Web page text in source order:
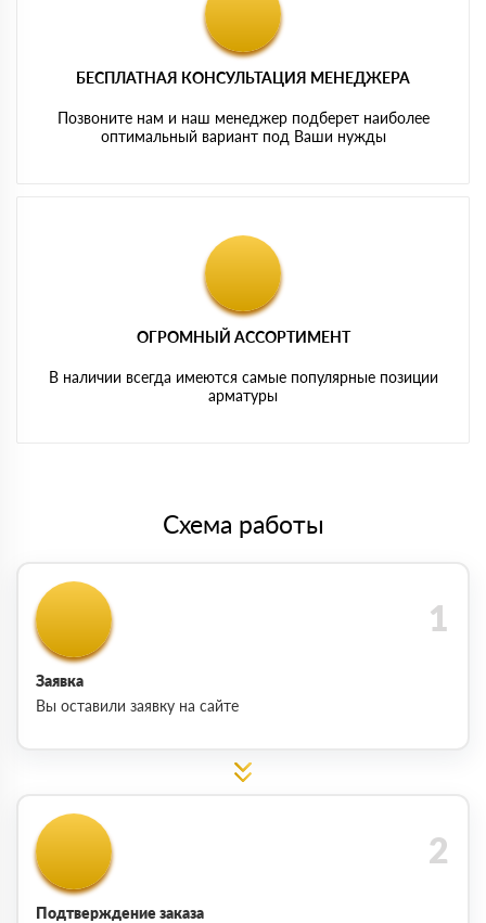
БЕСПЛАТНАЯ КОНСУЛЬТАЦИЯ МЕНЕДЖЕРА
Позвоните нам и наш менеджер подберет наиболее
оптимальный вариант под Ваши нужды
ОГРОМНЫЙ АССОРТИМЕНТ
В наличии всегда имеются самые популярные позиции
арматуры
Схема работы
Заявка
Вы оставили заявку на сайте
Подтверждение заказа